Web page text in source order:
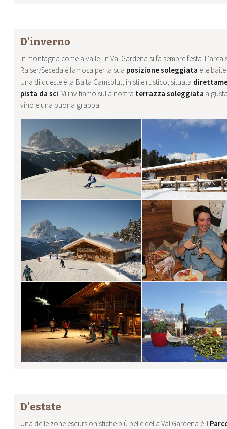
D'inverno
In montagna come a valle, in Val Gardena si fa sempre festa. L'area
Raiser/Seceda è famosa per la sua posizione soleggiata e le
Una di queste è la Baita Gamsblut, in stile rustico, situata
pista da sci. Vi invitiamo sulla nostra terrazza soleggiata a
vino e una buona grappa.
D'estate
Una delle zone escursionistiche più belle della Val Gardena è il